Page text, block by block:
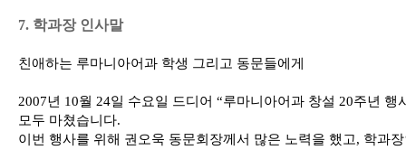
7. 학과장 인사말
친애하는 루마니아어과 학생 그리고 동문들에게
2007년 10월 24일 수요일 드디어 “루마니아어과 창설 20주년 행
모두 마쳤습니다.
이번 행사를 위해 권오욱 동문회장께서 많은 노력을 했고, 학과